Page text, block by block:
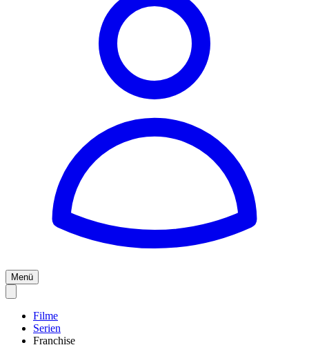
Menü
Filme
Serien
Franchise